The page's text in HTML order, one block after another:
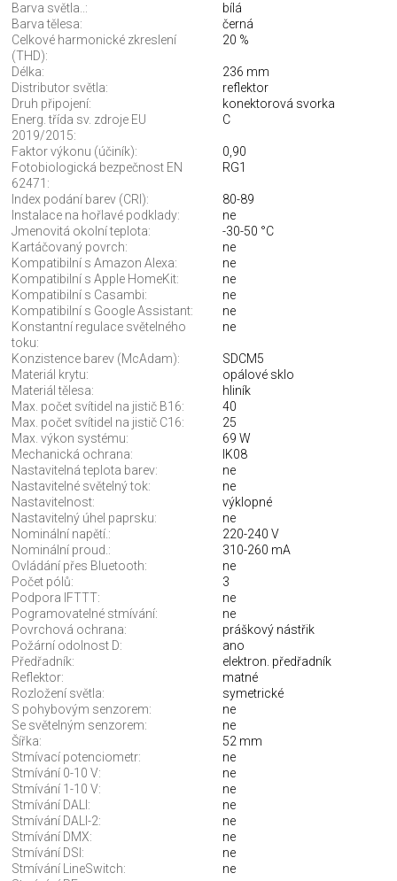
Barva světla..:
bílá
Barva tělesa:
černá
Celkové harmonické zkreslení
(THD):
20 %
Délka:
236 mm
Distributor světla:
reflektor
Druh připojení:
konektorová svorka
Energ. třída sv. zdroje EU
2019/2015:
C
Faktor výkonu (účiník):
0,90
Fotobiologická bezpečnost EN
62471:
RG1
Index podání barev (CRI):
80-89
Instalace na hořlavé podklady:
ne
Jmenovitá okolní teplota:
-30-50 °C
Kartáčovaný povrch:
ne
Kompatibilní s Amazon Alexa:
ne
Kompatibilní s Apple HomeKit:
ne
Kompatibilní s Casambi:
ne
Kompatibilní s Google Assistant:
ne
Konstantní regulace světelného
toku:
ne
Konzistence barev (McAdam):
SDCM5
Materiál krytu:
opálové sklo
Materiál tělesa:
hliník
Max. počet svítidel na jistič B16:
40
Max. počet svítidel na jistič C16:
25
Max. výkon systému:
69 W
Mechanická ochrana:
IK08
Nastavitelná teplota barev:
ne
Nastavitelné světelný tok:
ne
Nastavitelnost:
výklopné
Nastavitelný úhel paprsku:
ne
Nominální napětí.:
220-240 V
Nominální proud.:
310-260 mA
Ovládání přes Bluetooth:
ne
Počet pólů:
3
Podpora IFTTT:
ne
Pogramovatelné stmívání:
ne
Povrchová ochrana:
práškový nástřik
Požární odolnost D:
ano
Předřadník:
elektron. předřadník
Reflektor:
matné
Rozložení světla:
symetrické
S pohybovým senzorem:
ne
Se světelným senzorem:
ne
Šířka:
52 mm
Stmívací potenciometr:
ne
Stmívání 0-10 V:
ne
Stmívání 1-10 V:
ne
Stmívání DALI:
ne
Stmívání DALI-2:
ne
Stmívání DMX:
ne
Stmívání DSI:
ne
Stmívání LineSwitch:
ne